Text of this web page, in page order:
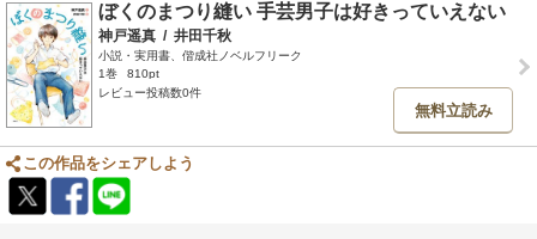
ぼくのまつり縫い 手芸男子は好きっていえない
神戸遥真 / 井田千秋
小説・実用書、偕成社ノベルフリーク
1巻
810pt
レビュー投稿数0件
無料立読み
この作品をシェアしよう